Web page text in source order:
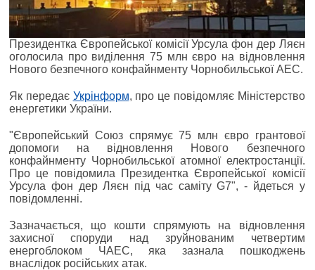
Президентка Європейської комісії Урсула фон дер Ляєн
оголосила про виділення 75 млн євро на відновлення
Нового безпечного конфайнменту Чорнобильської АЕС.
Як передає Укрінформ, про це повідомляє Міністерство
енергетики України.
"Європейський Союз спрямує 75 млн євро грантової
допомоги на відновлення Нового безпечного
конфайнменту Чорнобильської атомної електростанції.
Про це повідомила Президентка Європейської комісії
Урсула фон дер Ляєн під час саміту G7", - йдеться у
повідомленні.
Зазначається, що кошти спрямують на відновлення
захисної споруди над зруйнованим четвертим
енергоблоком ЧАЕС, яка зазнала пошкоджень
внаслідок російських атак.